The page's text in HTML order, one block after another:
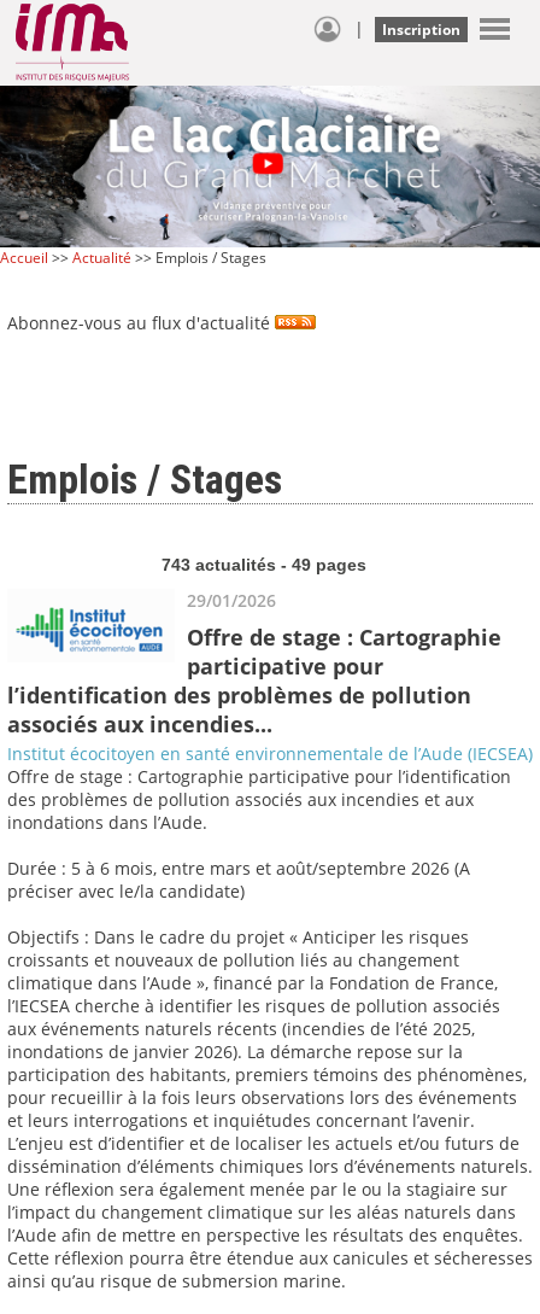
| Inscription
Accueil >>Actualité >> Emplois / Stages
Abonnez-vous au flux d'actualité
Emplois / Stages
743 actualités - 49 pages
29/01/2026
Offre de stage : Cartographie
participative pour
l’identification des problèmes de pollution
associés aux incendies...
Institut écocitoyen en santé environnementale de l’Aude (IECSEA)
Offre de stage : Cartographie participative pour l’identification
des problèmes de pollution associés aux incendies et aux
inondations dans l’Aude.
Durée : 5 à 6 mois, entre mars et août/septembre 2026 (A
préciser avec le/la candidate)
Objectifs : Dans le cadre du projet « Anticiper les risques
croissants et nouveaux de pollution liés au changement
climatique dans l’Aude », financé par la Fondation de France,
l’IECSEA cherche à identifier les risques de pollution associés
aux événements naturels récents (incendies de l’été 2025,
inondations de janvier 2026). La démarche repose sur la
participation des habitants, premiers témoins des phénomènes,
pour recueillir à la fois leurs observations lors des événements
et leurs interrogations et inquiétudes concernant l’avenir.
L’enjeu est d’identifier et de localiser les actuels et/ou futurs de
dissémination d’éléments chimiques lors d’événements naturels.
Une réflexion sera également menée par le ou la stagiaire sur
l’impact du changement climatique sur les aléas naturels dans
l’Aude afin de mettre en perspective les résultats des enquêtes.
Cette réflexion pourra être étendue aux canicules et sécheresses
ainsi qu’au risque de submersion marine.